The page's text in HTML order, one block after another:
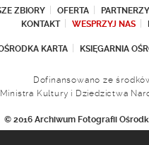
ZBIORY OFERTA PARTNERZY
KONTAKT
WESPRZYJ NAS
KARTA KSIĘGARNIA
Dofinansowano ze
Ministra Kultury i Dziedzictwa
© 2016 Archiwum Fotografii